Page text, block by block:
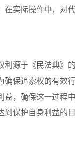
实际操作中，对
利源于《民法典》
保追索权的有效
益，确保这一过程
保护自身利益的